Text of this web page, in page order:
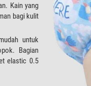
Kain yang
bagi kulit
untuk
Bagian
elastic 0.5